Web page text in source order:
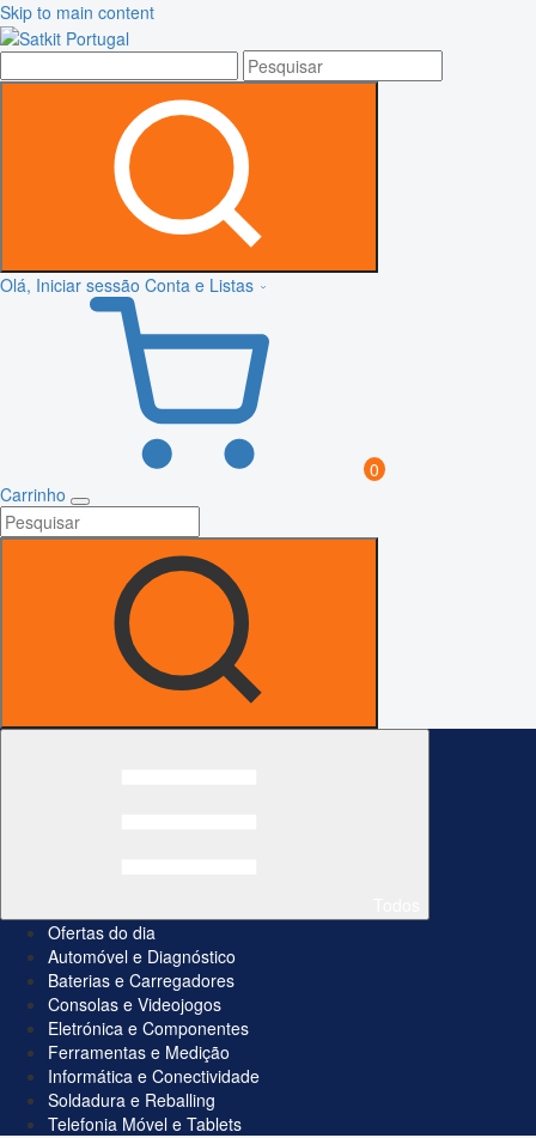
Skip to main content
Olá, Iniciar sessão Conta e Listas
0
Carrinho
Ofertas do dia
Automóvel e Diagnóstico
Baterias e Carregadores
Consolas e Videojogos
Eletrónica e Componentes
Ferramentas e Medição
Informática e Conectividade
Soldadura e Reballing
Telefonia Móvel e Tablets